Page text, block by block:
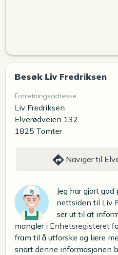
Besøk Liv Fredriksen
Forretningsadresse
Liv Fredriksen
Elverødveien 132
1825 Tomter
Naviger til
Jeg har gjort
nettsiden til Liv
ser ut til at
mangler i Enhetsregisteret
fram til å utforske og lære
snart denne informasjonen